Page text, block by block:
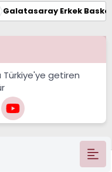
Galatasaray Erkek
getiren